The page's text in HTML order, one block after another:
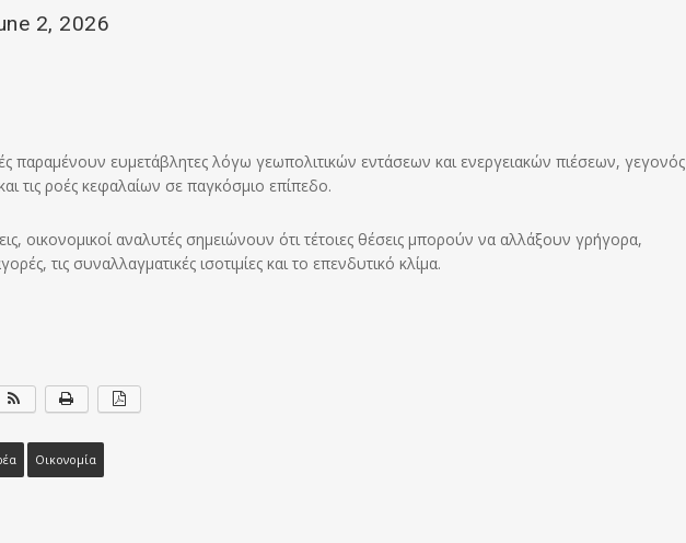
2, 2026
παραμένουν ευμετάβλητες λόγω γεωπολιτικών εντάσεων και ενεργειακών πιέσεων, γεγονός
τις ροές κεφαλαίων σε παγκόσμιο επίπεδο.
οικονομικοί αναλυτές σημειώνουν ότι τέτοιες θέσεις μπορούν να αλλάξουν γρήγορα,
τις συναλλαγματικές ισοτιμίες και το επενδυτικό κλίμα.
Οικονομία